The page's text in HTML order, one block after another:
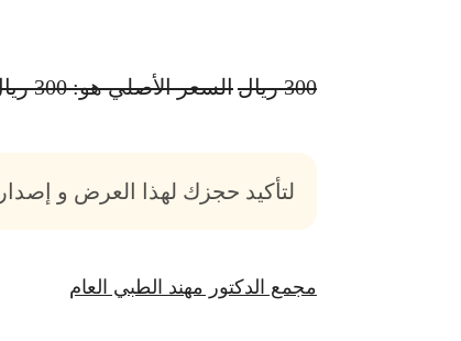
300 ريالالسعر الأصلي هو: 300 ريال.
لتأكيد حجزك لهذا العرض و
مجمع الدكتور مهند الطبي العام